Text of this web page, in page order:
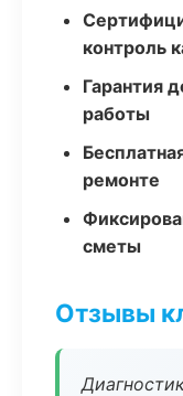
контроль
Гарантия
работы
ремонте
сметы
Отзывы